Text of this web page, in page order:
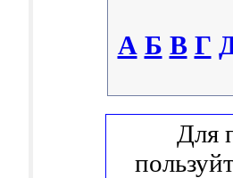
А Б В Г
Для